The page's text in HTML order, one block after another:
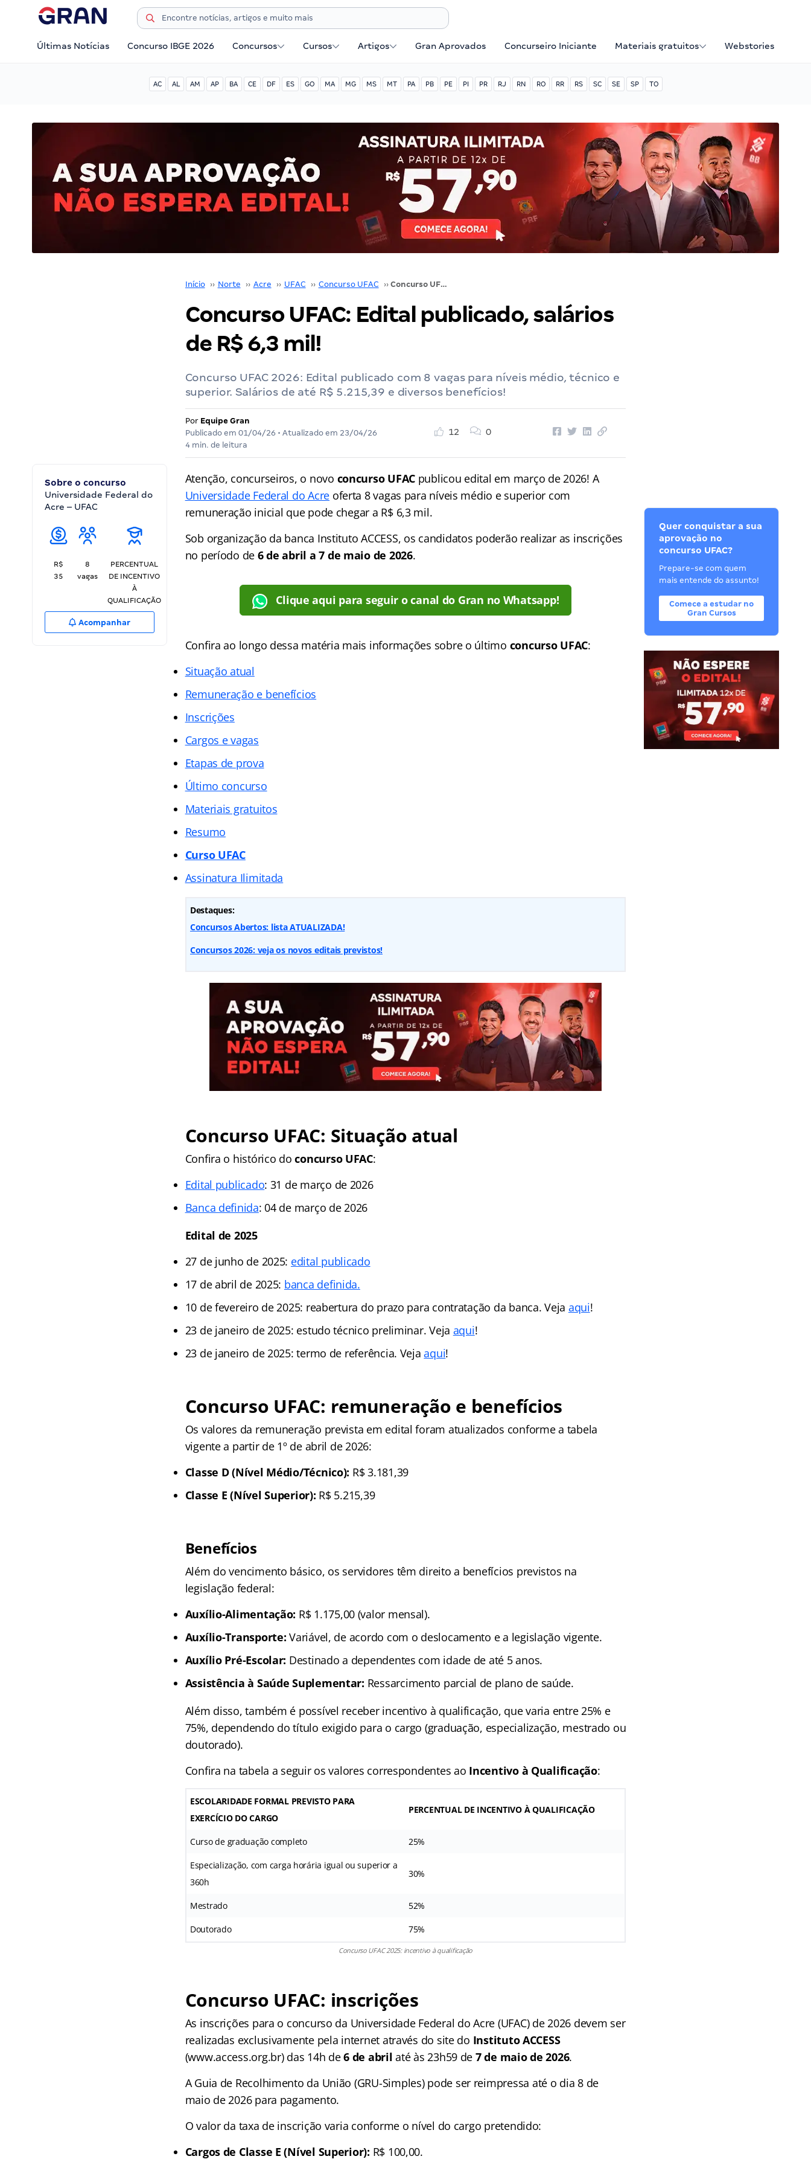
Últimas Notícias Concurso IBGE 2026 Concursos Cursos Artigos Gran Aprovados Concurseiro Iniciante Materiais gratuitos Webstories
AC AL AM AP BA CE DF ES GO MA MG MS MT PA PB PE PI PR RJ RN RO RR RS SC SE SP TO
Início ›› Norte ›› Acre ›› UFAC ›› Concurso UFAC ›› Concurso UFAC: Edital publicado, salários de R$ 6,3 mil!
Concurso UFAC: Edital publicado, salários
de R$ 6,3 mil!
Concurso UFAC 2026: Edital publicado com 8 vagas para níveis médio, técnico e
superior. Salários de até R$ 5.215,39 e diversos benefícios!
Por Equipe Gran
Publicado em 01/04/26 • Atualizado em 23/04/26
4 min. de leitura
12 0
Sobre o concurso
Universidade Federal do
Acre – UFAC
R$
35
8
vagas
PERCENTUAL
DE INCENTIVO
À
QUALIFICAÇÃO
Acompanhar
Atenção, concurseiros, o novo concurso UFAC publicou edital em março de 2026! A
Universidade Federal do Acre oferta 8 vagas para níveis médio e superior com
remuneração inicial que pode chegar a R$ 6,3 mil.
Sob organização da banca Instituto ACCESS, os candidatos poderão realizar as inscrições
no período de 6 de abril a 7 de maio de 2026.
Clique aqui para seguir o canal do Gran no Whatsapp!
Confira ao longo dessa matéria mais informações sobre o último concurso UFAC:
Situação atual
Remuneração e benefícios
Inscrições
Cargos e vagas
Etapas de prova
Último concurso
Materiais gratuitos
Resumo
Curso UFAC
Assinatura Ilimitada
Destaques:
Concursos Abertos: lista ATUALIZADA!
Concursos 2026: veja os novos editais previstos!
Concurso UFAC: Situação atual
Confira o histórico doconcurso UFAC:
Edital publicado: 31 de março de 2026
Banca definida: 04 de março de 2026
Edital de 2025
27 de junho de 2025: edital publicado
17 de abril de 2025: banca definida.
10 de fevereiro de 2025: reabertura do prazo para contratação da banca. Veja aqui!
23 de janeiro de 2025: estudo técnico preliminar. Veja aqui!
23 de janeiro de 2025: termo de referência. Vejaaqui!
Concurso UFAC: remuneração e benefícios
Os valores da remuneração prevista em edital foram atualizados conforme a tabela
vigente a partir de 1º de abril de 2026:
Classe D (Nível Médio/Técnico): R$ 3.181,39
Classe E (Nível Superior): R$ 5.215,39
Benefícios
Além do vencimento básico, os servidores têm direito a benefícios previstos na
legislação federal:
Auxílio-Alimentação: R$ 1.175,00 (valor mensal).
Auxílio-Transporte: Variável, de acordo com o deslocamento e a legislação vigente.
Auxílio Pré-Escolar: Destinado a dependentes com idade de até 5 anos.
Assistência à Saúde Suplementar: Ressarcimento parcial de plano de saúde.
Além disso, também é possível receber incentivo à qualificação, que varia entre 25% e
75%, dependendo do título exigido para o cargo (graduação, especialização, mestrado ou
doutorado).
Confira na tabela a seguir os valores correspondentes ao Incentivo à Qualificação:
ESCOLARIDADE FORMAL PREVISTO PARA
EXERCÍCIO DO CARGO
PERCENTUAL DE INCENTIVO À QUALIFICAÇÃO
Curso de graduação completo 25%
Especialização, com carga horária igual ou superior a
360h
30%
Mestrado 52%
Doutorado 75%
Concurso UFAC 2025: incentivo à qualificação
Concurso UFAC: inscrições
As inscrições para o concurso da Universidade Federal do Acre (UFAC) de 2026 devem ser
realizadas exclusivamente pela internet através do site do Instituto ACCESS
(www.access.org.br) das 14h de6 de abril até às 23h59 de 7 de maio de 2026.
A Guia de Recolhimento da União (GRU-Simples) pode ser reimpressa até o dia 8 de
maio de 2026 para pagamento.
O valor da taxa de inscrição varia conforme o nível do cargo pretendido:
Cargos de Classe E (Nível Superior): R$ 100,00.
Quer conquistar a sua
aprovação no
concurso UFAC?
Prepare-se com quem
mais entende do assunto!
Comece a estudar no
Gran Cursos